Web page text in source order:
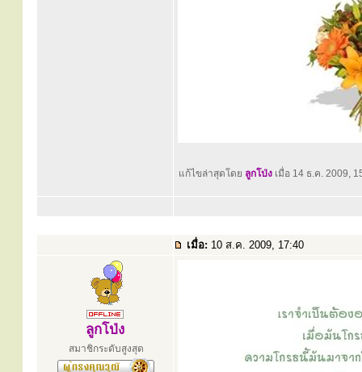
แก้ไขล่าสุดโดย ลูกโป่ง เมื่อ 14 ธ.ค. 2009,
เมื่อ: 10 ส.ค. 2009, 17:40
ลูกโป่ง
สมาชิกระดับสูงสุด